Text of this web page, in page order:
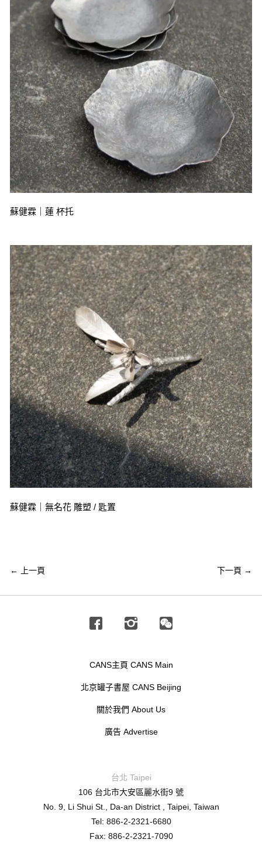
蘇健霖｜蓮 杯托
蘇健霖｜無名花 雕塑 / 匙置
← 上一頁 下一頁 →
Facebook Instagram
廣告 Advertise
關於我們 About Us
CANS主頁 CANS Main
北京罐子書屋 CANS Beijing
台北 Taipei
106 台北市大安區麗水街9 號
No. 9, Li Shui St., Da-an District , Taipei, Taiwan
Tel: 886-2-2321-6680
Fax: 886-2-2321-7090